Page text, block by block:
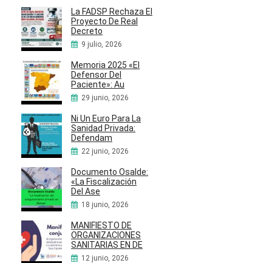
La FADSP Rechaza El
Proyecto De Real
Decreto
9 julio, 2026
Memoria 2025 «El
Defensor Del
Paciente»: Au
29 junio, 2026
Ni Un Euro Para La
Sanidad Privada:
Defendam
22 junio, 2026
Documento Osalde:
«La Fiscalización
Del Ase
18 junio, 2026
MANIFIESTO DE
ORGANIZACIONES
SANITARIAS EN DE
12 junio, 2026